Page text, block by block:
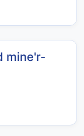
mine'r-